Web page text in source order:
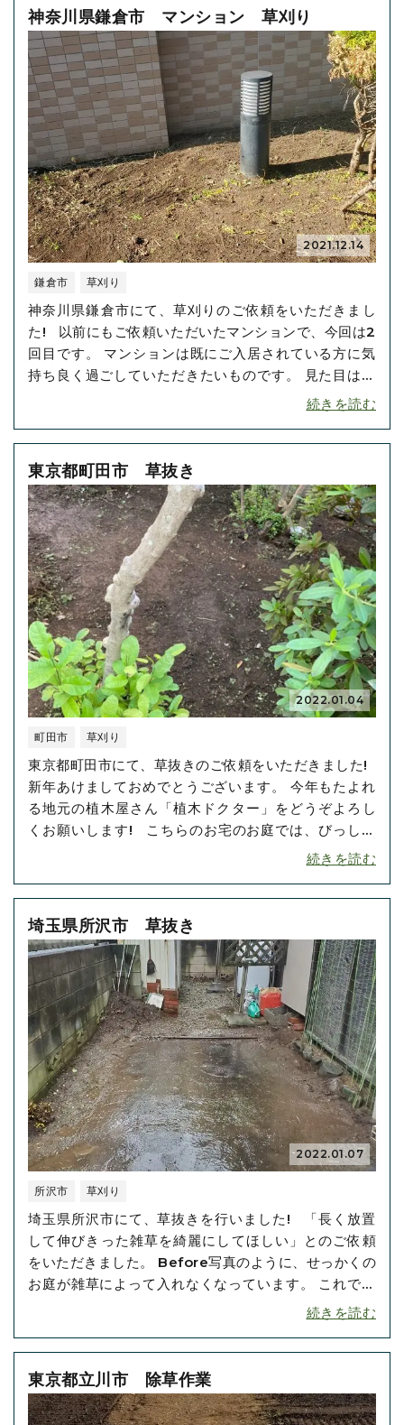
てしまいます。 ･･･
神奈川県鎌倉市 マンション 草刈り
2021.12.14
鎌倉市 草刈り
神奈川県鎌倉市にて、草刈りのご依頼をいただきまし
た! 以前にもご依頼いただいたマンションで、今回は2
回目です。 マンションは既にご入居されている方に気
持ち良く過ごしていただきたいものです。 見た目は新
規で入居しようか悩んでいる方にも、入居するかの決
雑草は草刈りや除草剤散布など、無くす方法はいくつ
かあります。 ･･･
続きを読む
東京都町田市 草抜き
2022.01.04
町田市 草刈り
東京都町田市にて、草抜きのご依頼をいただきました!
新年あけましておめでとうございます。 今年もたよれ
る地元の植木屋さん「植木ドクター」をどうぞよろし
くお願いします! こちらのお宅のお庭では、びっしり
と雑草が生えていて、自分でやるには大変と当店にお
んどん生えてきます。 自分で草抜きや草刈りをするの
は大変だな･･･
続きを読む
埼玉県所沢市 草抜き
2022.01.07
所沢市 草刈り
埼玉県所沢市にて、草抜きを行いました! 「長く放置
して伸びきった雑草を綺麗にしてほしい」とのご依頼
をいただきました。 Before写真のように、せっかくの
お庭が雑草によって入れなくなっています。 これでは
お庭が勿体ないですね。 それによく見られるところな
で伸びてしまうと、ご自身で対処するのは大変です。
こ･･･
続きを読む
東京都立川市 除草作業